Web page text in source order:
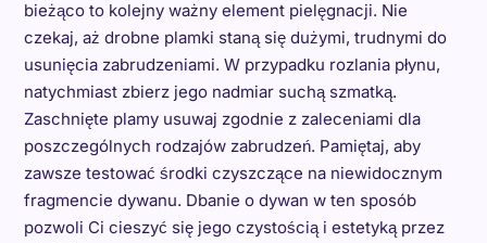
bieżąco to kolejny ważny element pielęgnacji. Nie
czekaj, aż drobne plamki staną się dużymi, trudnymi do
usunięcia zabrudzeniami. W przypadku rozlania płynu,
natychmiast zbierz jego nadmiar suchą szmatką.
Zaschnięte plamy usuwaj zgodnie z zaleceniami dla
poszczególnych rodzajów zabrudzeń. Pamiętaj, aby
zawsze testować środki czyszczące na niewidocznym
fragmencie dywanu. Dbanie o dywan w ten sposób
pozwoli Ci cieszyć się jego czystością i estetyką przez